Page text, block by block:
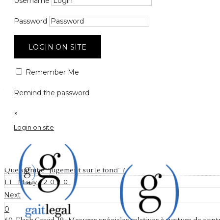
Password
LOGIN ON SITE
Remember Me
Remind the password
×
Login on site
droit” ?
11 May 2020 by gaitegal0Comments
Que signifie “jugement sur le fond” ?
11 May 2020
Next
0